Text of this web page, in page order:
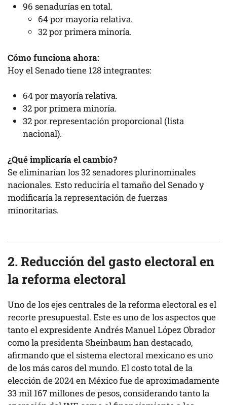
96 senadurías en total.
64 por mayoría relativa.
32 por primera minoría.
Cómo funciona ahora:
Hoy el Senado tiene 128 integrantes:
64 por mayoría relativa.
32 por primera minoría.
32 por representación proporcional (lista
nacional).
¿Qué implicaría el cambio?
Se eliminarían los 32 senadores plurinominales
nacionales. Esto reduciría el tamaño del Senado y
modificaría la representación de fuerzas
minoritarias.
2. Reducción del gasto electoral en
la reforma electoral
Uno de los ejes centrales de la reforma electoral es el
recorte presupuestal. Este es uno de los aspectos que
tanto el expresidente Andrés Manuel López Obrador
como la presidenta Sheinbaum han destacado,
afirmando que el sistema electoral mexicano es uno
de los más caros del mundo. El costo total de la
elección de 2024 en México fue de aproximadamente
33 mil 167 millones de pesos, considerando tanto la